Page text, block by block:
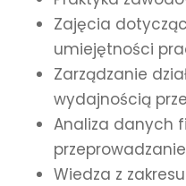
Zajęcia
umiejętności
Zarządzanie
wydajnością
Analiza danych
Wiedza z